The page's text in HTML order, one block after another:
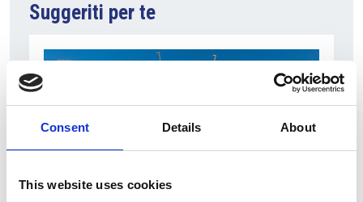
Consent Details About
This website uses cookies
Suggeriti per te